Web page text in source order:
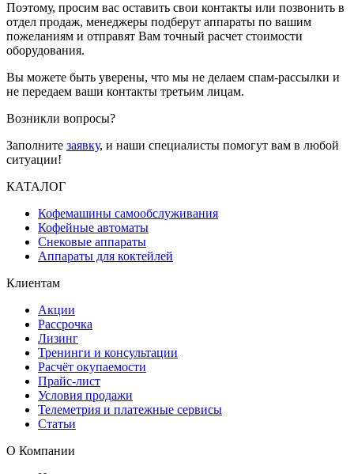
Поэтому, просим вас оставить свои контакты или позвонить в
отдел продаж, менеджеры подберут аппараты по вашим
пожеланиям и отправят Вам точный расчет стоимости
оборудования.
Вы можете быть уверены, что мы не делаем спам-рассылки и
не передаем ваши контакты третьим лицам.
Возникли вопросы?
Заполните заявку, и наши специалисты помогут вам в любой
ситуации!
КАТАЛОГ
Кофемашины самообслуживания
Кофейные автоматы
Снековые аппараты
Аппараты для коктейлей
Клиентам
Акции
Рассрочка
Лизинг
Тренинги и консультации
Расчёт окупаемости
Прайс-лист
Условия продажи
Телеметрия и платежные сервисы
Статьи
О Компании